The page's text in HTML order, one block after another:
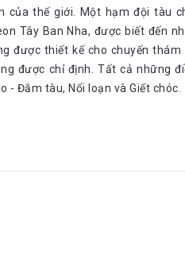
của thế giới. Một hạm đội tàu
Tây Ban Nha, được biết đến
được thiết kế cho chuyến
được chỉ định. Tất cả những
- Đắm tàu, Nổi loạn và Giết chóc.